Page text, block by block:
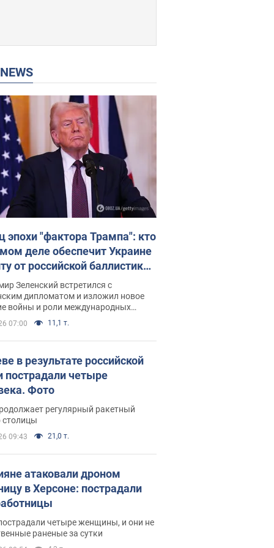
NEWS
эпохи "фактора Трампа": кто
деле обеспечит Украине
от российской баллистики.
с Безсмертным
Зеленский встретился с
дипломатом и изложил новое
войны и роли международных
в борьбе с Россией
07:00 11,1 т.
в результате российской
пострадали четыре
Фото
регулярный ракетный
столицы
09:43 21,0 т.
атаковали дроном
в Херсоне: пострадали
четыре женщины, и они не
раненые за сутки